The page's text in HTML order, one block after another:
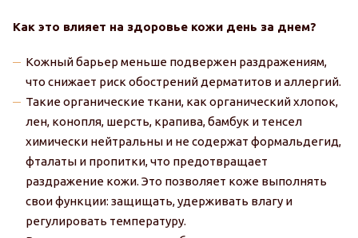
Как это влияет на здоровье кожи день за днем?
Кожный барьер меньше подвержен раздражениям,
что снижает риск обострений дерматитов и аллергий.
Такие органические ткани, как органический хлопок,
лен, конопля, шерсть, крапива, бамбук и тенсел
химически нейтральны и не содержат формальдегид,
фталаты и пропитки, что предотвращает
раздражение кожи. Это позволяет коже выполнять
свои функции: защищать, удерживать влагу и
регулировать температуру.